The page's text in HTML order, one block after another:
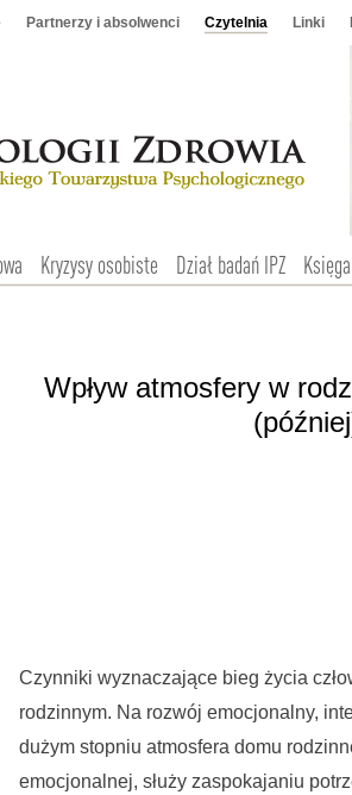
Partnerzy i absolwenci Czytelnia Linki
Kryzysy osobiste Dział badań IPZ
Wpływ atmosfery w
Czynniki wyznaczające bieg życia
rodzinnym. Na rozwój emocjonalny,
dużym stopniu atmosfera domu
emocjonalnej, służy zaspokajaniu